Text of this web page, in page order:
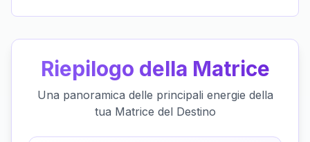
Riepilogo della Matrice
Una panoramica delle principali energie della
tua Matrice del Destino